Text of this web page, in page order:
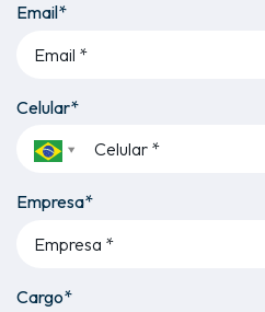
Email*
Celular*
Empresa*
Cargo*